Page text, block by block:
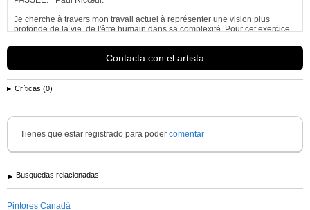
Je cherche à travers mon travail actuel à représenter une vision plus
profonde de la vie, de l'être humain dans sa complexité. Pour cet exercice
transformés par l’art, continuent à confirmer mon dessein; la couleur et la
Contacta con el artista
Críticas (0)
Tienes que estar registrado para poder comentar
Busquedas relacionadas
Pintores Canadá